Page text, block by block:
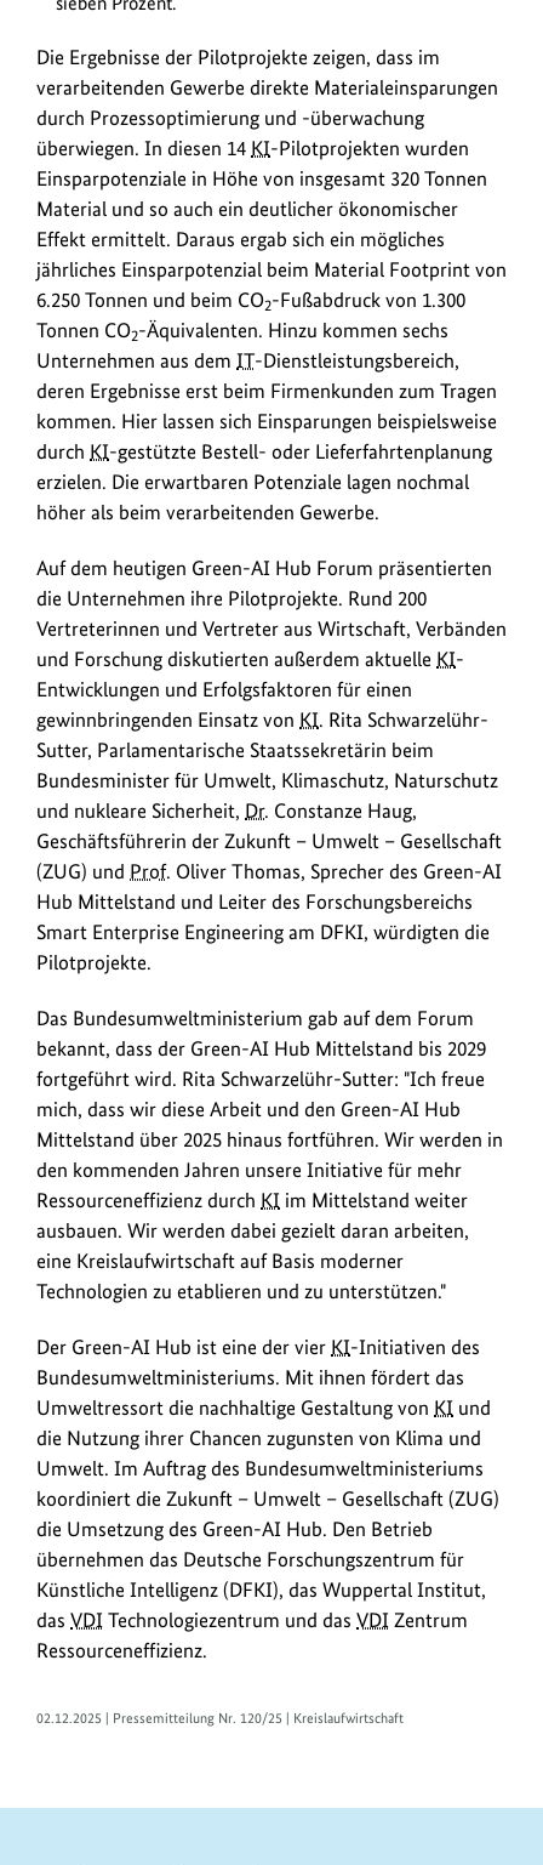
Die Ergebnisse der Pilotprojekte zeigen, dass im
verarbeitenden Gewerbe direkte Materialeinsparungen
durch Prozessoptimierung und -überwachung
überwiegen. In diesen 14 KI-Pilotprojekten wurden
Einsparpotenziale in Höhe von insgesamt 320 Tonnen
Material und so auch ein deutlicher ökonomischer
Effekt ermittelt. Daraus ergab sich ein mögliches
jährliches Einsparpotenzial beim Material Footprint von
6.250 Tonnen und beim CO2-Fußabdruck von 1.300
Tonnen CO2-Äquivalenten. Hinzu kommen sechs
Unternehmen aus dem IT-Dienstleistungsbereich,
deren Ergebnisse erst beim Firmenkunden zum Tragen
kommen. Hier lassen sich Einsparungen beispielsweise
durch KI-gestützte Bestell- oder Lieferfahrtenplanung
erzielen. Die erwartbaren Potenziale lagen nochmal
höher als beim verarbeitenden Gewerbe.
Auf dem heutigen Green-AI Hub Forum präsentierten
die Unternehmen ihre Pilotprojekte. Rund 200
Vertreterinnen und Vertreter aus Wirtschaft, Verbänden
und Forschung diskutierten außerdem aktuelle KI-
Entwicklungen und Erfolgsfaktoren für einen
gewinnbringenden Einsatz von KI. Rita Schwarzelühr-
Sutter, Parlamentarische Staatssekretärin beim
Bundesminister für Umwelt, Klimaschutz, Naturschutz
und nukleare Sicherheit, Dr. Constanze Haug,
Geschäftsführerin der Zukunft – Umwelt – Gesellschaft
(ZUG) und Prof. Oliver Thomas, Sprecher des Green-AI
Hub Mittelstand und Leiter des Forschungsbereichs
Smart Enterprise Engineering am DFKI, würdigten die
Pilotprojekte.
Das Bundesumweltministerium gab auf dem Forum
bekannt, dass der Green-AI Hub Mittelstand bis 2029
fortgeführt wird. Rita Schwarzelühr-Sutter: "Ich freue
mich, dass wir diese Arbeit und den Green-AI Hub
Mittelstand über 2025 hinaus fortführen. Wir werden in
den kommenden Jahren unsere Initiative für mehr
Ressourceneffizienz durch KI im Mittelstand weiter
ausbauen. Wir werden dabei gezielt daran arbeiten,
eine Kreislaufwirtschaft auf Basis moderner
Technologien zu etablieren und zu unterstützen."
Der Green-AI Hub ist eine der vier KI-Initiativen des
Bundesumweltministeriums. Mit ihnen fördert das
Umweltressort die nachhaltige Gestaltung von KI und
die Nutzung ihrer Chancen zugunsten von Klima und
Umwelt. Im Auftrag des Bundesumweltministeriums
koordiniert die Zukunft – Umwelt – Gesellschaft (ZUG)
die Umsetzung des Green-AI Hub. Den Betrieb
übernehmen das Deutsche Forschungszentrum für
Künstliche Intelligenz (DFKI), das Wuppertal Institut,
das VDI Technologiezentrum und das VDI Zentrum
Ressourceneffizienz.
02.12.2025 | Pressemitteilung Nr. 120/25 | Kreislaufwirtschaft